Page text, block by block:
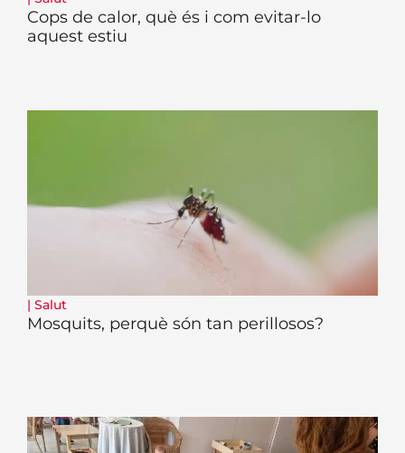
Cops de calor, què és i com evitar-lo
aquest estiu
| Salut
Mosquits, perquè són tan perillosos?